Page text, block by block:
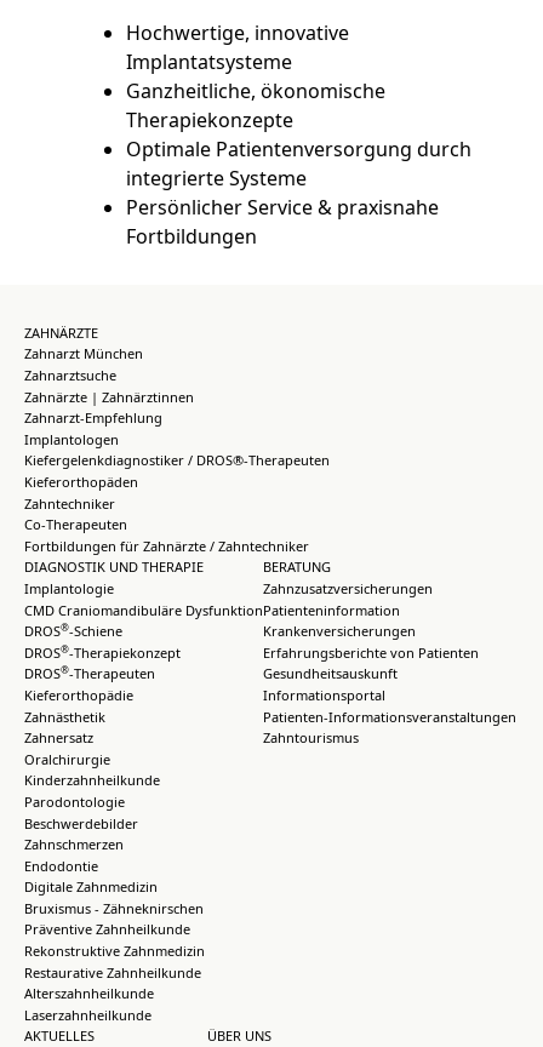
Hochwertige, innovative
Implantatsysteme
Ganzheitliche, ökonomische
Therapiekonzepte
Optimale Patientenversorgung durch
integrierte Systeme
Persönlicher Service & praxisnahe
Fortbildungen
ZAHNÄRZTE
Zahnarzt München
Zahnarztsuche
Zahnärzte | Zahnärztinnen
Zahnarzt-Empfehlung
Implantologen
Kiefergelenkdiagnostiker / DROS®-Therapeuten
Kieferorthopäden
Zahntechniker
Co-Therapeuten
Fortbildungen für Zahnärzte / Zahntechniker
DIAGNOSTIK UND THERAPIE
Implantologie
CMD Craniomandibuläre Dysfunktion
DROS®-Schiene
DROS®-Therapiekonzept
DROS®-Therapeuten
Kieferorthopädie
Zahnästhetik
Zahnersatz
Oralchirurgie
Kinderzahnheilkunde
Parodontologie
Beschwerdebilder
Zahnschmerzen
Endodontie
Digitale Zahnmedizin
Bruxismus - Zähneknirschen
Präventive Zahnheilkunde
Rekonstruktive Zahnmedizin
Restaurative Zahnheilkunde
Alterszahnheilkunde
Laserzahnheilkunde
BERATUNG
Zahnzusatzversicherungen
Patienteninformation
Krankenversicherungen
Erfahrungsberichte von Patienten
Gesundheitsauskunft
Informationsportal
Patienten-Informationsveranstaltungen
Zahntourismus
AKTUELLES
ÜBER UNS